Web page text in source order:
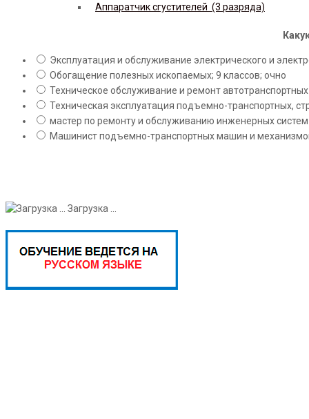
Аппаратчик сгустителей (3 разряда)
Эксплуатация и обслуживание электрического и
Обогащение полезных ископаемых; 9 классов; очно
Техническое обслуживание и ремонт
Техническая эксплуатация подъемно-транспортных,
мастер по ремонту и обслуживанию инженерных
Машинист подъемно-транспортных машин и
Загрузка ...